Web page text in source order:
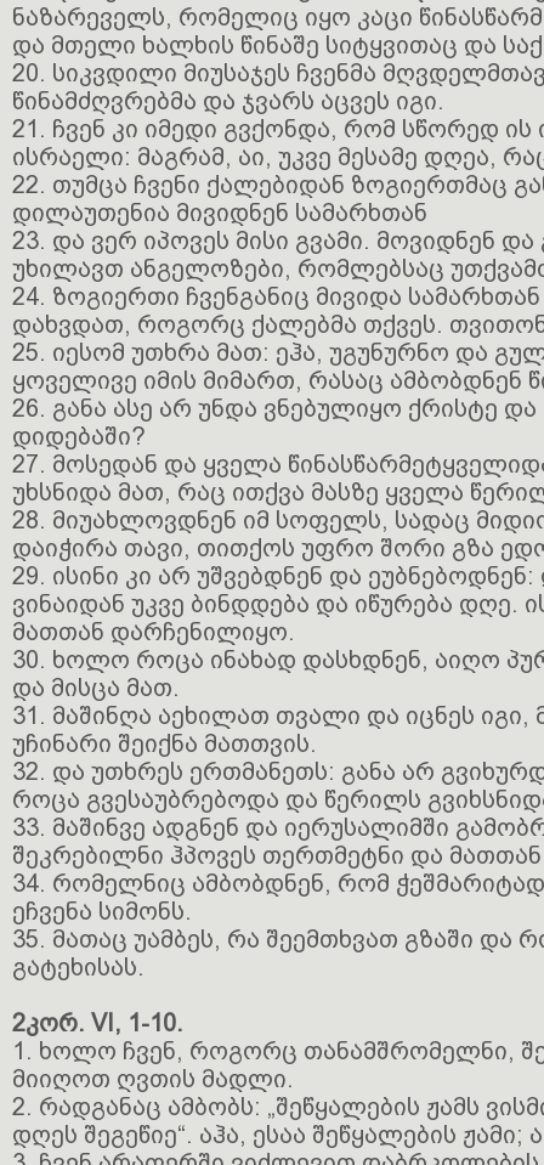
ნაზარეველს, რომელიც იყო კაცი
და მთელი ხალხის წინაშე სიტყვითაც და
20. სიკვდილი მიუსაჯეს ჩვენმა
წინამძღვრებმა და ჯვარს აცვეს იგი.
21. ჩვენ კი იმედი გვქონდა, რომ სწორედ ის
ისრაელი: მაგრამ, აი, უკვე მესამე დღეა,
22. თუმცა ჩვენი ქალებიდან ზოგიერთმაც
დილაუთენია მივიდნენ სამარხთან
23. და ვერ იპოვეს მისი გვამი. მოვიდნენ
უხილავთ ანგელოზები, რომლებსაც
24. ზოგიერთი ჩვენგანიც მივიდა
დახვდათ, როგორც ქალებმა თქვეს. თვითონ
25. იესომ უთხრა მათ: ეჰა, უგუნურნო და
ყოველივე იმის მიმართ, რასაც ამბობდნენ
26. განა ასე არ უნდა ვნებულიყო ქრისტე
დიდებაში?
27. მოსედან და ყველა
უხსნიდა მათ, რაც ითქვა მასზე ყველა
28. მიუახლოვდნენ იმ სოფელს, სადაც
დაიჭირა თავი, თითქოს უფრო შორი გზა
29. ისინი კი არ უშვებდნენ და
ვინაიდან უკვე ბინდდება და იწურება დღე.
მათთან დარჩენილიყო.
30. ხოლო როცა ინახად დასხდნენ, აიღო
და მისცა მათ.
31. მაშინღა აეხილათ თვალი და იცნეს იგი,
უჩინარი შეიქნა მათთვის.
32. და უთხრეს ერთმანეთს: განა არ
როცა გვესაუბრებოდა და წერილს
33. მაშინვე ადგნენ და იერუსალიმში
შეკრებილნი ჰპოვეს თერთმეტნი და
34. რომელნიც ამბობდნენ, რომ
ეჩვენა სიმონს.
35. მათაც უამბეს, რა შეემთხვათ გზაში და
გატეხისას.
2კორ. VI, 1-10.
1. ხოლო ჩვენ, როგორც თანამშრომელნი,
მიიღოთ ღვთის მადლი.
2. რადგანაც ამბობს: „შეწყალების ჟამს
დღეს შეგეწიე“. აჰა, ესაა შეწყალების ჟამი;